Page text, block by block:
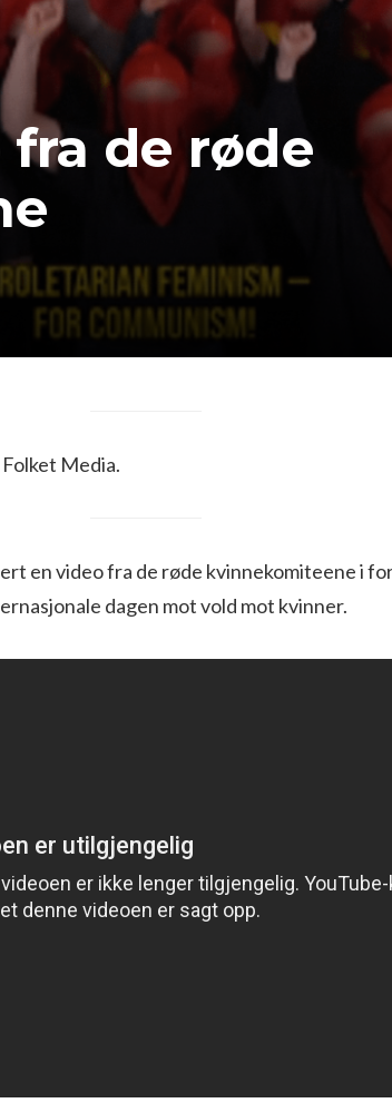
de røde
Media.
en video fra de røde kvinnekomiteene i
dagen mot vold mot kvinner.